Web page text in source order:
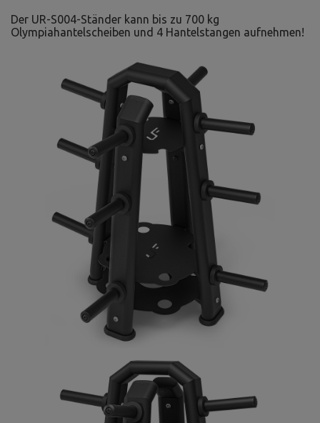
Der UR-S004-Ständer kann bis zu 700 kg
Olympiahantelscheiben und 4 Hantelstangen aufnehmen!